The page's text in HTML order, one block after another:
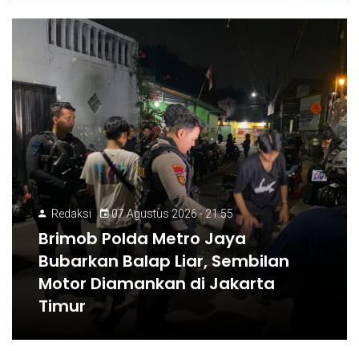
Redaksi 07 Agustus 2026 - 21:55
Brimob Polda Metro Jaya
Bubarkan Balap Liar, Sembilan
Motor Diamankan di Jakarta
Timur